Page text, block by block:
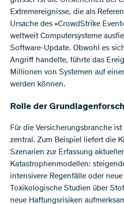
Extremereignisse, die als
Ursache des «CrowdStrike
weltweit Computersysteme
Software-Update. Obwohl es
Angriff handelte, führte das
Millionen von Systemen auf
werden können.
Rolle der
Für die Versicherungsbranche
zentral. Zum Beispiel liefert die
Szenarien zur Erfassung
Katastrophenmodellen:
intensivere Regenfälle oder
Toxikologische Studien über
neue Haftungsrisiken